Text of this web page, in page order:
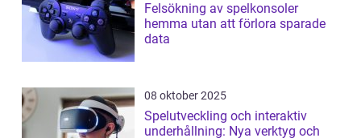
Felsökning av spelkonsoler
hemma utan att förlora sparade
data
08 oktober 2025
Spelutveckling och interaktiv
underhållning: Nya verktyg och